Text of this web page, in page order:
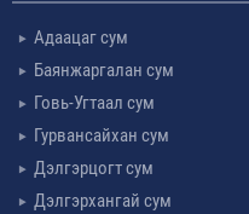
Адаацаг сум
Баянжаргалан сум
Говь-Угтаал сум
Гурвансайхан сум
Дэлгэрцогт сум
Дэлгэрхангай сум